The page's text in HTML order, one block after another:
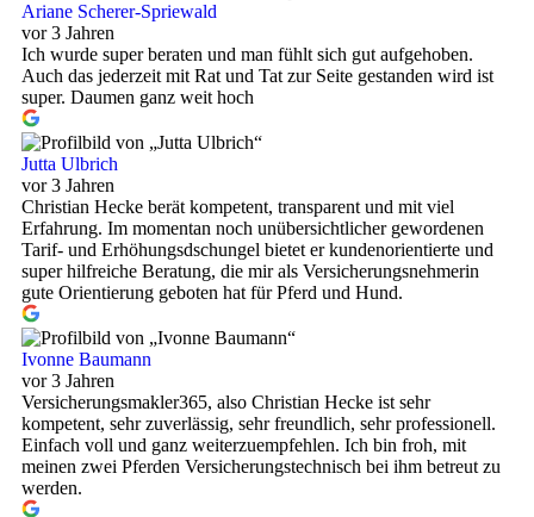
Ariane Scherer-Spriewald
vor 3 Jahren
Ich wurde super beraten und man fühlt sich gut aufgehoben.
Auch das jederzeit mit Rat und Tat zur Seite gestanden wird ist
super. Daumen ganz weit hoch
Jutta Ulbrich
vor 3 Jahren
Christian Hecke berät kompetent, transparent und mit viel
Erfahrung. Im momentan noch unübersichtlicher gewordenen
Tarif- und Erhöhungsdschungel bietet er kundenorientierte und
super hilfreiche Beratung, die mir als Versicherungsnehmerin
gute Orientierung geboten hat für Pferd und Hund.
Ivonne Baumann
vor 3 Jahren
Versicherungsmakler365, also Christian Hecke ist sehr
kompetent, sehr zuverlässig, sehr freundlich, sehr professionell.
Einfach voll und ganz weiterzuempfehlen. Ich bin froh, mit
meinen zwei Pferden Versicherungstechnisch bei ihm betreut zu
werden.